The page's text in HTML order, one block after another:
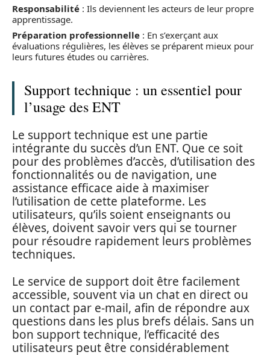
Responsabilité : Ils deviennent les acteurs de leur propre
apprentissage.
Préparation professionnelle : En s’exerçant aux
évaluations régulières, les élèves se préparent mieux pour
leurs futures études ou carrières.
Support technique : un essentiel pour
l’usage des ENT
Le support technique est une partie
intégrante du succès d’un ENT. Que ce soit
pour des problèmes d’accès, d’utilisation des
fonctionnalités ou de navigation, une
assistance efficace aide à maximiser
l’utilisation de cette plateforme. Les
utilisateurs, qu’ils soient enseignants ou
élèves, doivent savoir vers qui se tourner
pour résoudre rapidement leurs problèmes
techniques.
Le service de support doit être facilement
accessible, souvent via un chat en direct ou
un contact par e-mail, afin de répondre aux
questions dans les plus brefs délais. Sans un
bon support technique, l’efficacité des
utilisateurs peut être considérablement